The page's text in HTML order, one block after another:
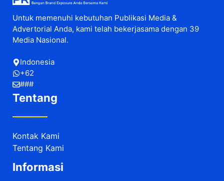
Untuk memenuhi kebutuhan Publikasi Media &
Advertorial Anda, kami telah bekerjasama dengan 39
Media Nasional.
Indonesia
+62
###
Tentang
Kontak Kami
Tentang Kami
Informasi